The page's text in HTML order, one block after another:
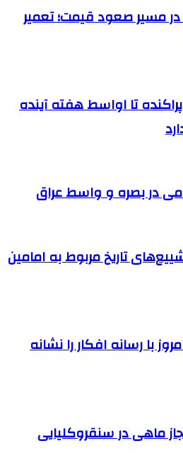
در مسیر صعود قیمت؛ تعمیر
تا اواسط هفته آینده
در بصره و واسط عراق
تاریخ مربوط به امامین
با رسانه افکار را نشانه
ماهی در سنقروکلیایی